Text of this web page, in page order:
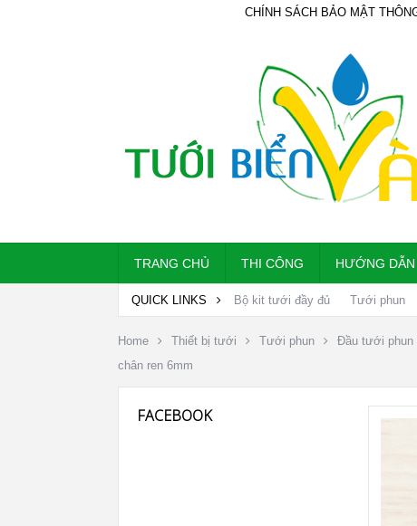
CHÍNH SÁCH BẢO MẬT
TRANG CHỦ THI CÔNG HƯỚNG DẪN
QUICK LINKS Bộ kit tưới đầy đủ Tưới phun
Home Thiết bị tưới Tưới phun Đầu tưới phun
chân ren 6mm
FACEBOOK